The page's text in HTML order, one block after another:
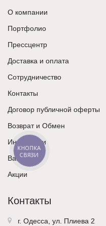
О компании
Портфолио
Прессцентр
Доставка и оплата
Сотрудничество
Контакты
Договор публичной оферты
Возврат и Обмен
Инструкции
Вакансии
Акции
Контакты
г. Одесса, ул. Плиева 2
КНОПКА
СВЯЗИ